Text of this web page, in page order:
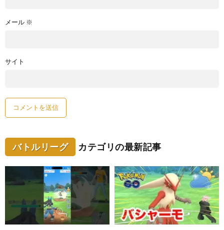
メール ※
サイト
バトルリーグ カテゴリの最新記事